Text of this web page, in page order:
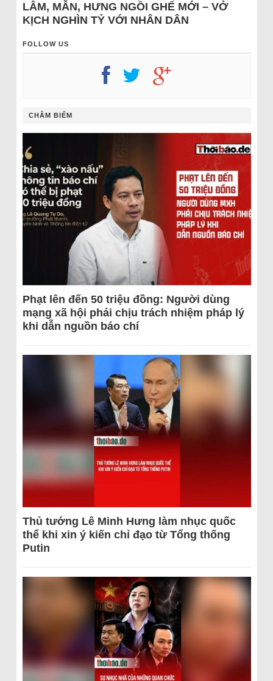
LÂM, MẪN, HƯNG NGỒI GHẾ MỚI – VỞ
KỊCH NGHÌN TỶ VỚI NHÂN DÂN
FOLLOW US
CHÂM BIẾM
Phạt lên đến 50 triệu đồng: Người dùng
mạng xã hội phải chịu trách nhiệm pháp lý
khi dẫn nguồn báo chí
Thủ tướng Lê Minh Hưng làm nhục quốc
thể khi xin ý kiến chỉ đạo từ Tổng thống
Putin